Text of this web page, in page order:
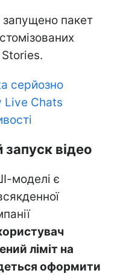
запущено пакет
серйозно
Live Chats
запуск відео
моделі є
ліміт на
оформити